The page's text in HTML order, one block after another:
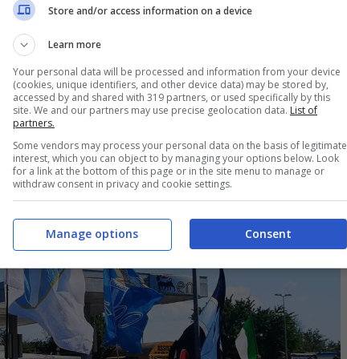
stessa famiglia
ogni settimana mi chiedono cosa ha fatto la
in figlio”.
della Lazio”
Store and/or access information on a device
Learn more
Your personal data will be processed and information from your device
(cookies, unique identifiers, and other device data) may be stored by,
accessed by and shared with 319 partners, or used specifically by this
site. We and our partners may use precise geolocation data. List of
partners.
Some vendors may process your personal data on the basis of legitimate
interest, which you can object to by managing your options below. Look
for a link at the bottom of this page or in the site menu to manage or
withdraw consent in privacy and cookie settings.
Consent
Manage options